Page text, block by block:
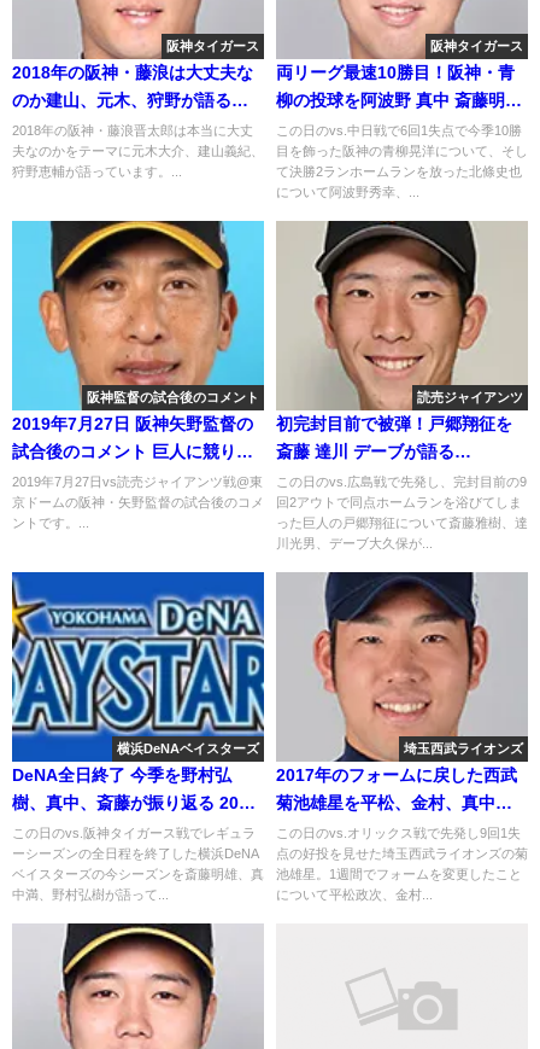
阪神タイガース
2018年の阪神・藤浪は大丈夫な
のか建山、元木、狩野が語る
2018年4月4日
2018年の阪神・藤浪晋太郎は本当に大丈
夫なのかをテーマに元木大介、建山義紀、
狩野恵輔が語っています。...
阪神タイガース
両リーグ最速10勝目！阪神・青
柳の投球を阿波野 真中 斎藤明雄
が語る
この日のvs.中日戦で6回1失点で今季10勝
目を飾った阪神の青柳晃洋について、そし
て決勝2ランホームランを放った北條史也
について阿波野秀幸、...
阪神監督の試合後のコメント
2019年7月27日 阪神矢野監督の
試合後のコメント 巨人に競り勝
つ
2019年7月27日vs読売ジャイアンツ戦@東
京ドームの阪神・矢野監督の試合後のコメ
ントです。...
読売ジャイアンツ
初完封目前で被弾！戸郷翔征を
斎藤 達川 デーブが語る
2020.11.3
この日のvs.広島戦で先発し、完封目前の9
回2アウトで同点ホームランを浴びてしま
った巨人の戸郷翔征について斎藤雅樹、達
川光男、デーブ大久保が...
横浜DeNAベイスターズ
DeNA全日終了 今季を野村弘
樹、真中、斎藤が振り返る 2018
年10月10日
この日のvs.阪神タイガース戦でレギュラ
ーシーズンの全日程を終了した横浜DeNA
ベイスターズの今シーズンを斎藤明雄、真
中満、野村弘樹が語って...
埼玉西武ライオンズ
2017年のフォームに戻した西武
菊池雄星を平松、金村、真中が
語る 2018年7月26日
この日のvs.オリックス戦で先発し9回1失
点の好投を見せた埼玉西武ライオンズの菊
池雄星。1週間でフォームを変更したこと
について平松政次、金村...